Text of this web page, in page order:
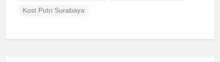
Kost Putri Surabaya